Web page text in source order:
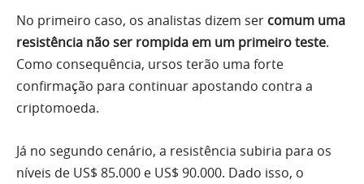
No primeiro caso, os analistas dizem ser comum uma
resistência não ser rompida em um primeiro teste.
Como consequência, ursos terão uma forte
confirmação para continuar apostando contra a
criptomoeda.
Já no segundo cenário, a resistência subiria para os
níveis de US$ 85.000 e US$ 90.000. Dado isso, o